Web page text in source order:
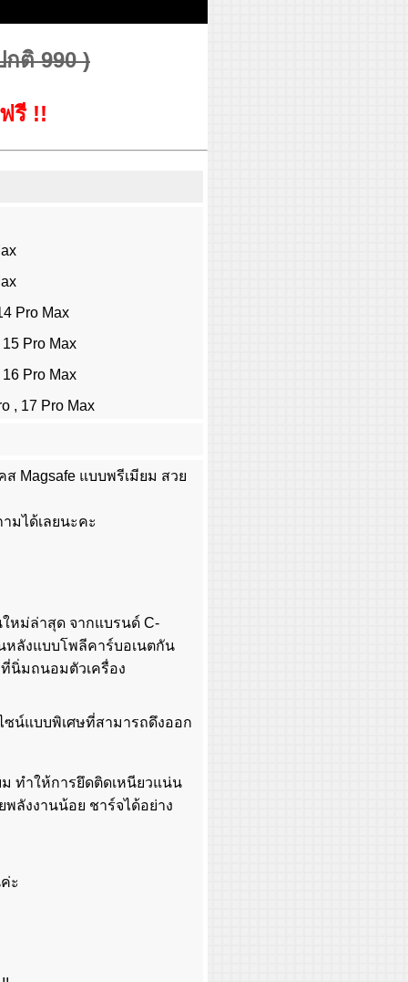
กติ 990 )
รี !!
Pro Max
Pro Max
Pro Max
, 17 Pro Max
Magsafe แบบพรีเมียม สวย
มได้เลยนะคะ
ใหม่ล่าสุด จากแบรนด์ C-
หลังแบบโพลีคาร์บอเนตกัน
นิ่มถนอมตัวเครื่อง
ซน์แบบพิเศษที่สามารถดึงออก
ม ทำให้การยึดติดเหนียวแน่น
ลังงานน้อย ชาร์จได้อย่าง
ะ